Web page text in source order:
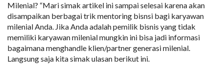
Milenial? “Mari simak artikel ini sampai selesai karena akan
disampaikan berbagai trik mentoring bisnsi bagi karyawan
milenial Anda. Jika Anda adalah pemilik bisnis yang tidak
memiliki karyawan milenial mungkin ini bisa jadi informasi
bagaimana menghandle klien/partner generasi milenial.
Langsung saja kita simak ulasan berikut ini.